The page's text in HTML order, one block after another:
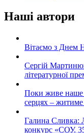
Наші автори
Вітаємо з Днем
Сергій
літературної
Поки живе наше
серцях – житиме
Галина Сливка:
конкурс «СОУ. 35